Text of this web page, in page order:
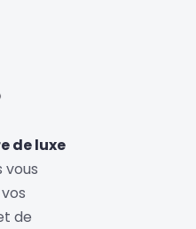
de luxe
vous
de